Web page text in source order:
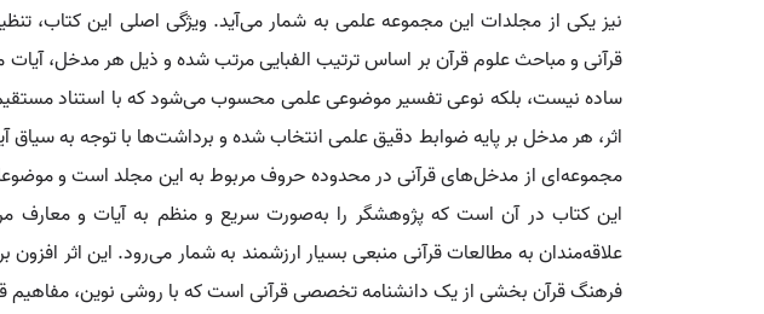
نیز یکی از مجلدات این مجموعه علمی به شمار می‌آید. ویژگی اصلی این کتاب،
قرآنی و مباحث علوم قرآن بر اساس ترتیب الفبایی مرتب شده و ذیل هر مدخل،
ساده نیست، بلکه نوعی تفسیر موضوعی علمی محسوب می‌شود که با استناد مستقیم
اثر، هر مدخل بر پایه ضوابط دقیق علمی انتخاب شده و برداشت‌ها با توجه به
مجموعه‌ای از مدخل‌های قرآنی در محدوده حروف مربوط به این مجلد است و
این کتاب در آن است که پژوهشگر را به‌صورت سریع و منظم به آیات و معارف
علاقه‌مندان به مطالعات قرآنی منبعی بسیار ارزشمند به شمار می‌رود. این اثر
فرهنگ قرآن بخشی از یک دانشنامه تخصصی قرآنی است که با روشی نوین، مفاهیم